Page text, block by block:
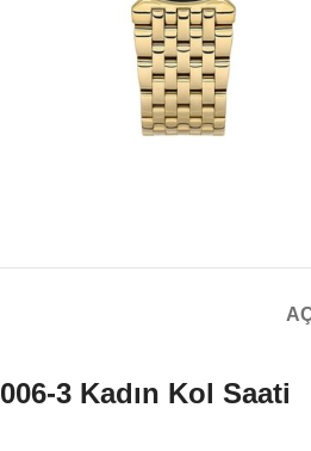
3 Kadın Kol Saati